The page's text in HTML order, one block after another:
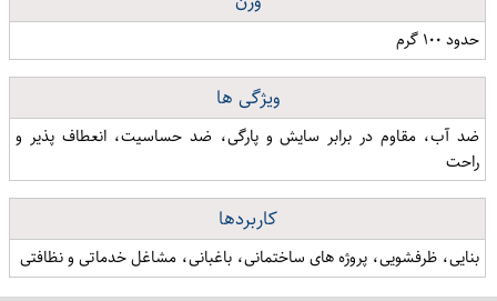
حدود ۱۰۰ گرم
ویژگی ها
ضد آب، مقاوم در برابر سایش و پارگی، ضد حساسیت، انعطاف پذیر و
راحت
کاربردها
بنایی، ظرفشویی، پروژه های ساختمانی، باغبانی، مشاغل خدماتی و نظافتی